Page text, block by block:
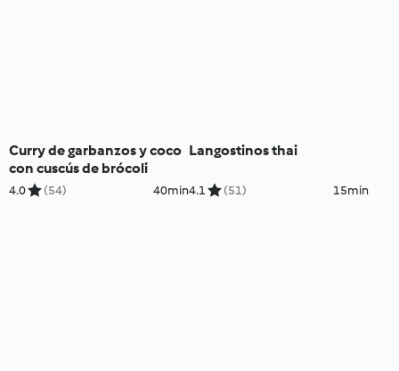
Curry de garbanzos y coco
con cuscús de brócoli
4.0 (54) 40min
Langostinos thai
4.1 (51) 15min